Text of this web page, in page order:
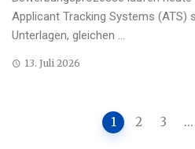
Applicant Tracking Systems (ATS)
Unterlagen, gleichen ...
13. Juli 2026
1 2 3 ...